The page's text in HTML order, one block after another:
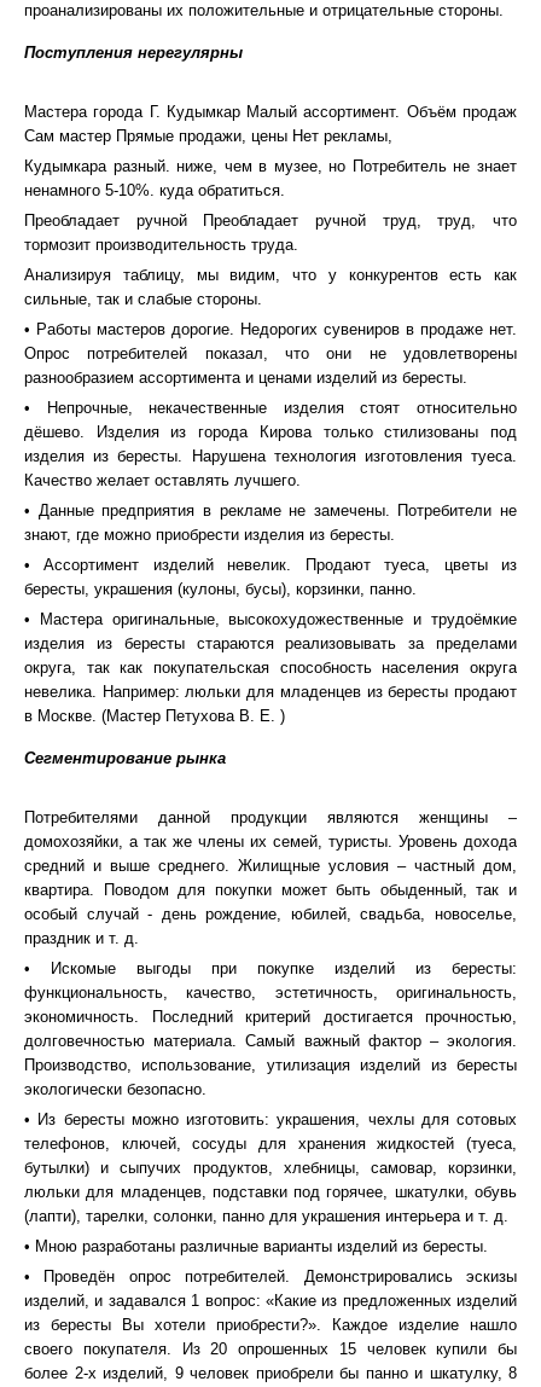
проанализированы их положительные и отрицательные стороны.
Поступления нерегулярны
Мастера города Г. Кудымкар Малый ассортимент. Объём продаж
Сам мастер Прямые продажи, цены Нет рекламы,
Кудымкара разный. ниже, чем в музее, но Потребитель не знает
ненамного 5-10%. куда обратиться.
Преобладает ручной Преобладает ручной труд, труд, что
тормозит производительность труда.
Анализируя таблицу, мы видим, что у конкурентов есть как
сильные, так и слабые стороны.
• Работы мастеров дорогие. Недорогих сувениров в продаже нет.
Опрос потребителей показал, что они не удовлетворены
разнообразием ассортимента и ценами изделий из бересты.
• Непрочные, некачественные изделия стоят относительно
дёшево. Изделия из города Кирова только стилизованы под
изделия из бересты. Нарушена технология изготовления туеса.
Качество желает оставлять лучшего.
• Данные предприятия в рекламе не замечены. Потребители не
знают, где можно приобрести изделия из бересты.
• Ассортимент изделий невелик. Продают туеса, цветы из
бересты, украшения (кулоны, бусы), корзинки, панно.
• Мастера оригинальные, высокохудожественные и трудоёмкие
изделия из бересты стараются реализовывать за пределами
округа, так как покупательская способность населения округа
невелика. Например: люльки для младенцев из бересты продают
в Москве. (Мастер Петухова В. Е. )
Сегментирование рынка
Потребителями данной продукции являются женщины –
домохозяйки, а так же члены их семей, туристы. Уровень дохода
средний и выше среднего. Жилищные условия – частный дом,
квартира. Поводом для покупки может быть обыденный, так и
особый случай - день рождение, юбилей, свадьба, новоселье,
праздник и т. д.
• Искомые выгоды при покупке изделий из бересты:
функциональность, качество, эстетичность, оригинальность,
экономичность. Последний критерий достигается прочностью,
долговечностью материала. Самый важный фактор – экология.
Производство, использование, утилизация изделий из бересты
экологически безопасно.
• Из бересты можно изготовить: украшения, чехлы для сотовых
телефонов, ключей, сосуды для хранения жидкостей (туеса,
бутылки) и сыпучих продуктов, хлебницы, самовар, корзинки,
люльки для младенцев, подставки под горячее, шкатулки, обувь
(лапти), тарелки, солонки, панно для украшения интерьера и т. д.
• Мною разработаны различные варианты изделий из бересты.
• Проведён опрос потребителей. Демонстрировались эскизы
изделий, и задавался 1 вопрос: «Какие из предложенных изделий
из бересты Вы хотели приобрести?». Каждое изделие нашло
своего покупателя. Из 20 опрошенных 15 человек купили бы
более 2-х изделий, 9 человек приобрели бы панно и шкатулку, 8